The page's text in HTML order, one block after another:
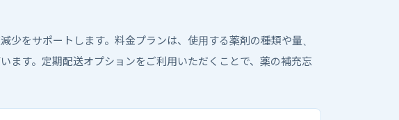
をサポートします。料金プランは、使用する薬剤の種類や量、
ます。定期配送オプションをご利用いただくことで、薬の補充忘